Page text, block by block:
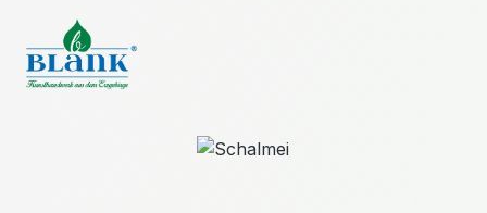
Bildergalerie überspringen